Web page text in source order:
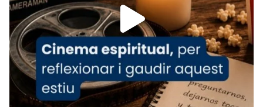
View on Facebook · Share
Arquebisbat de Barcelona
2 weeks ago
«Avui les santes Juliana i Semproniana ens
ajuden a alçar la mirada»